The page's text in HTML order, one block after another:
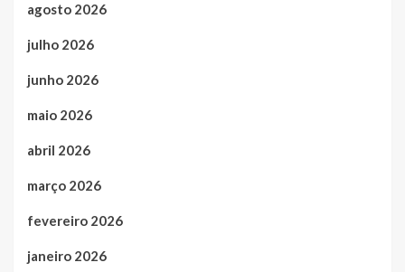
agosto 2026
julho 2026
junho 2026
maio 2026
abril 2026
março 2026
fevereiro 2026
janeiro 2026